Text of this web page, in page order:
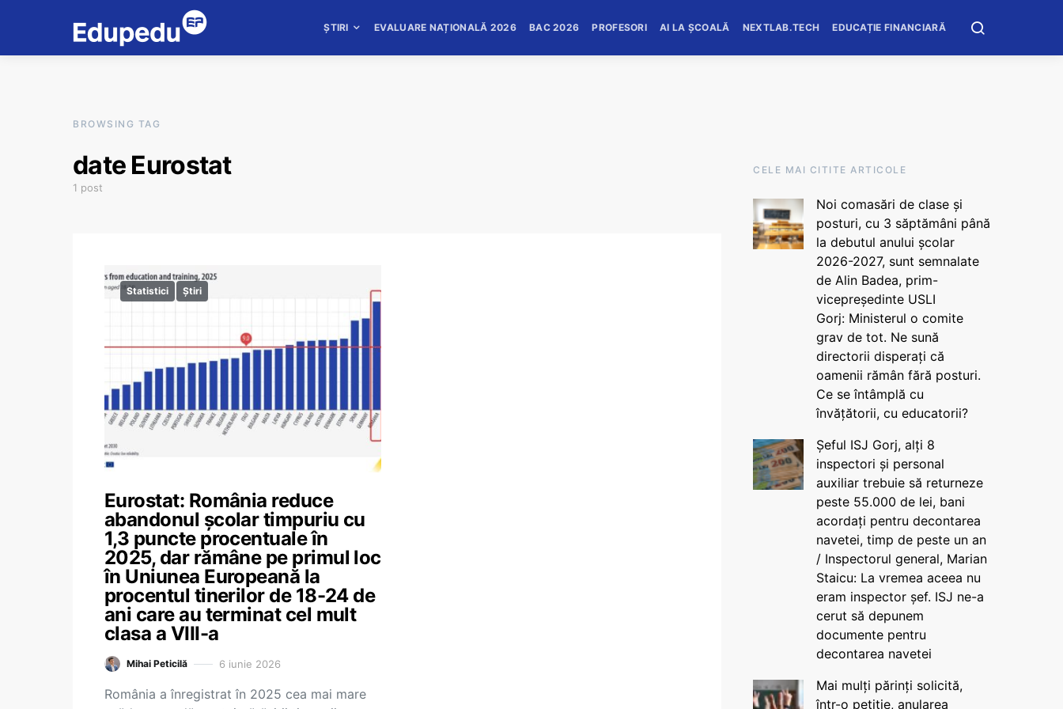
ȘTIRI EVALUARE NAȚIONALĂ 2026 BAC 2026 PROFESORI AI LA ȘCOALĂ NEXTLAB.TECH EDUCAȚIE FINANCIARĂ
BROWSING TAG
date Eurostat
1 post
Statistici Știri
Eurostat: România reduce
abandonul școlar timpuriu cu
1,3 puncte procentuale în
2025, dar rămâne pe primul loc
în Uniunea Europeană la
procentul tinerilor de 18-24 de
ani care au terminat cel mult
clasa a VIII-a
Mihai Peticilă 6 iunie 2026
România a înregistrat în 2025 cea mai mare
CELE MAI CITITE ARTICOLE
Noi comasări de clase și
posturi, cu 3 săptămâni până
la debutul anului școlar
2026-2027, sunt semnalate
de Alin Badea, prim-
vicepreședinte USLI
Gorj: Ministerul o comite
grav de tot. Ne sună
directorii disperați că
oamenii rămân fără posturi.
Ce se întâmplă cu
învățătorii, cu educatorii?
Șeful ISJ Gorj, alți 8
inspectori și personal
auxiliar trebuie să returneze
peste 55.000 de lei, bani
acordați pentru decontarea
navetei, timp de peste un an
/ Inspectorul general, Marian
Staicu: La vremea aceea nu
eram inspector șef. ISJ ne-a
cerut să depunem
documente pentru
decontarea navetei
Mai mulți părinți solicită,
într-o petiție, anularea